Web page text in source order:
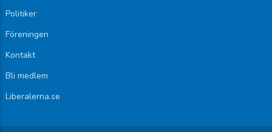
Politiker
Föreningen
Kontakt
Bli medlem
Liberalerna.se